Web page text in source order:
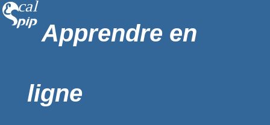
Apprendre en
ligne